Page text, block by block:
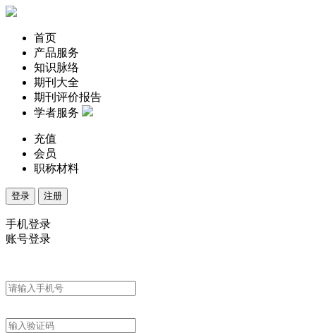
首页
产品服务
知识脉络
期刊大全
期刊评价报告
学者服务
充值
会员
职称材料
登录 注册
手机登录
账号登录